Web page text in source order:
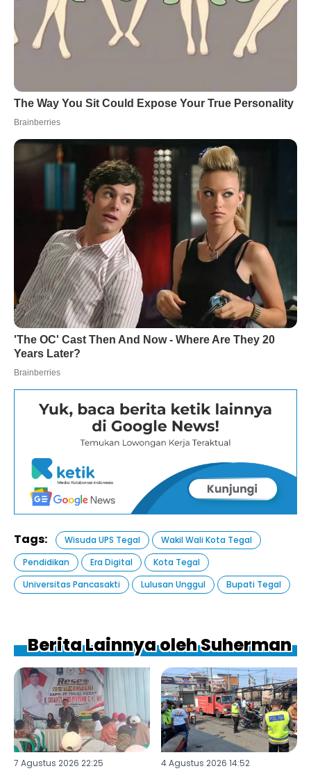
Tags: Wisuda UPS Tegal
Wakil Wali Kota Tegal
Pendidikan
Era Digital
Kota Tegal
Universitas Pancasakti
Lulusan Unggul Bupati Tegal
Berita Lainnya oleh Suherman
7 Agustus 2026 22:25 4 Agustus 2026 14:52